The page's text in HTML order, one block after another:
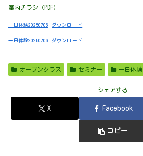
案内チラシ（PDF）
一日体験20250706 ダウンロード
一日体験20250706 ダウンロード
オープンクラス セミナー 一日体験
シェアする
X Facebook
コピー